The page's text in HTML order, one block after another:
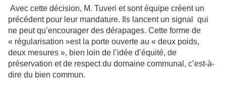
Avec cette décision, M. Tuveri et sont équipe créent un
précédent pour leur mandature. Ils lancent un signal qui
ne peut qu’encourager des dérapages. Cette forme de
« régularisation »est la porte ouverte au « deux poids,
deux mesures », bien loin de l’idée d’équité, de
préservation et de respect du domaine communal, c’est-à-
dire du bien commun.